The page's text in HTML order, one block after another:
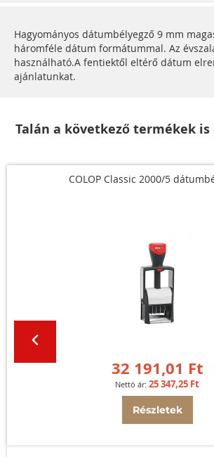
Hagyományos dátumbélyegző 9 mm
háromféle dátum formátummal. Az
használható.A fentiektől eltérő dátum
ajánlatunkat.
Talán a következő termékek
COLOP Classic 2000/5
32 191,01 Ft
25 347,25 Ft
Részletek